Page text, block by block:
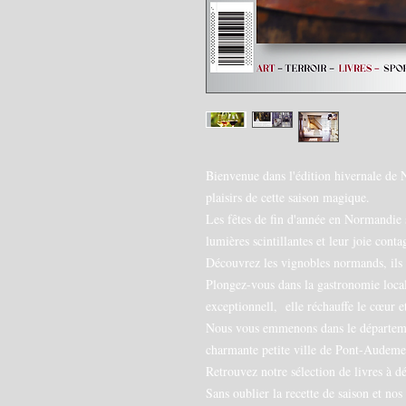
Bienvenue dans l'édition hivernale de
plaisirs de cette saison magique.
Les fêtes de fin d'année en
lumières scintillantes et leur joie
Découvrez les vignobles normands,
Plongez-vous dans la gastronomie
exceptionnell, elle réchauffe le cœur
Nous vous emmenons dans le
charmante petite ville de Pont-
Retrouvez notre sélection de livres à
Sans oublier la recette de saison et